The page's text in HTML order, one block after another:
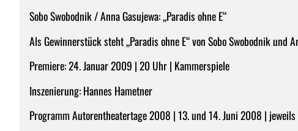
Sobo Swobodnik / Anna Gasujewa: „Paradis ohne E“
Als Gewinnerstück steht „Paradis ohne E“ von Sobo Swobodnik und
Premiere: 24. Januar 2009 | 20 Uhr | Kammerspiele
Inszenierung: Hannes Hametner
Programm Autorentheatertage 2008 | 13. und 14. Juni 2008 |